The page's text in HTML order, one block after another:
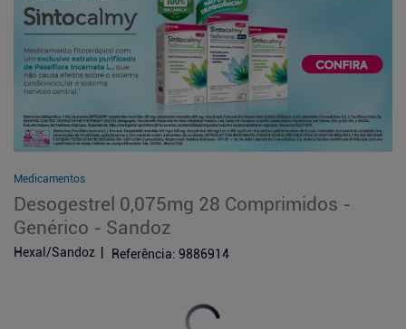
Medicamentos
Desogestrel 0,075mg 28 Comprimidos -
Genérico - Sandoz
Hexal/Sandoz Referência: 9886914
4º
fralda geriatrica
5º mounjaro
9º
fralda xg
10º shampoo